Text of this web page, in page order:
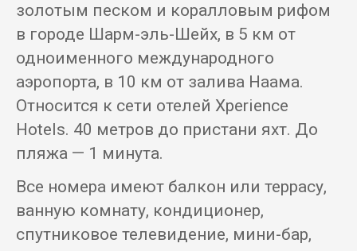
золотым песком и коралловым рифом
в городе Шарм-эль-Шейх, в 5 км от
одноименного международного
аэропорта, в 10 км от залива Наама.
Относится к сети отелей Xperience
Hotels. 40 метров до пристани яхт. До
пляжа — 1 минута.
Все номера имеют балкон или террасу,
ванную комнату, кондиционер,
спутниковое телевидение, мини-бар,